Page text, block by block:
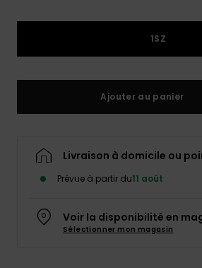
contact.
Consulter
la FAQ
1SZ
Ajouter au panier
Livraison à domicile ou
Prévue à partir du11 août
Voir la disponibilité en
Sélectionner mon magasin